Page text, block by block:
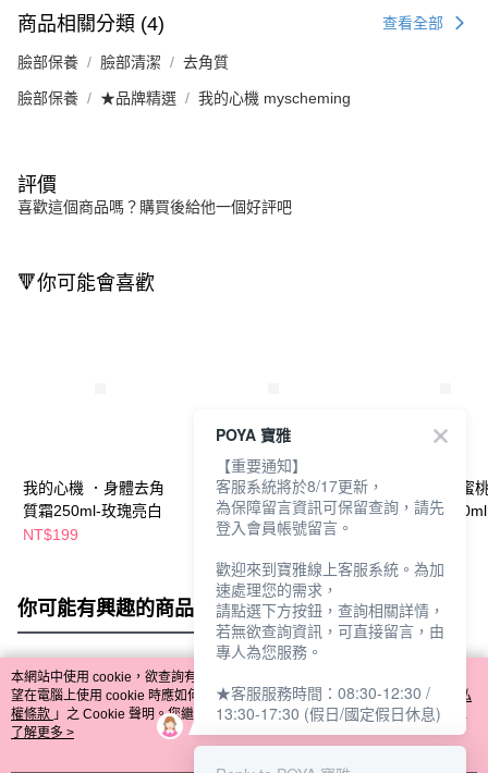
商品相關分類 (4) 查看全部
臉部保養 臉部清潔 去角質
臉部保養 ★品牌精選 我的心機 myscheming
評價
喜歡這個商品嗎？購買後給他一個好評吧
🔻你可能會喜歡
我的心機 ．身體去角
質霜250ml-玫瑰亮白
NT$199
我的心機綠茶淨化臉部
去角質凝膠120ml
NT$129
我的心機嫩白蜜
臉部去角質120ml
你可能有興趣的商品 全站排行
熱門標籤
本網站中使用 cookie，欲查詢有關本網站使用 cookie 方式之詳情，及若您不希
望在電腦上使用 cookie 時應如何變更電腦的 cookie 設定，請參閱本網站「
隱私
權條款 」之 Cookie 聲明。您繼續使用本網站即表示您同意本公司得按本網站使
用條款之 Cookie 聲明使用 cookie。
了解更多 >
POYA 寶雅
【重要通知】
客服系統將於8/17更新，
為保障留言資訊可保留查詢，請先
登入會員帳號留言。
歡迎來到寶雅線上客服系統。為加
速處理您的需求，
請點選下方按鈕，查詢相關詳情，
若無欲查詢資訊，可直接留言，由
專人為您服務。
★客服服務時間：08:30-12:30 /
13:30-17:30 (假日/國定假日休息)